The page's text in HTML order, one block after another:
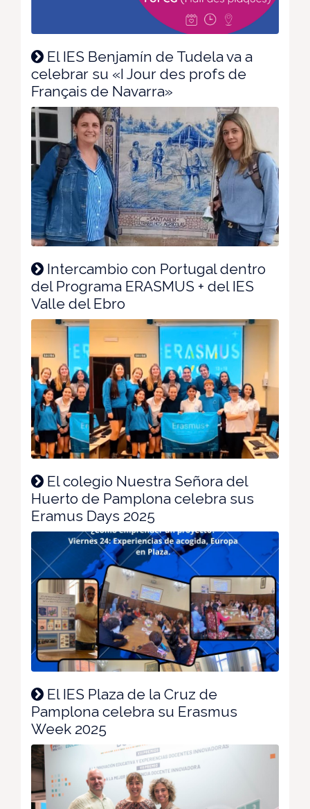
El IES Benjamín de Tudela va a
celebrar su «I Jour des profs de
Français de Navarra»
Intercambio con Portugal dentro
del Programa ERASMUS + del IES
Valle del Ebro
El colegio Nuestra Señora del
Huerto de Pamplona celebra sus
Eramus Days 2025
El IES Plaza de la Cruz de
Pamplona celebra su Erasmus
Week 2025